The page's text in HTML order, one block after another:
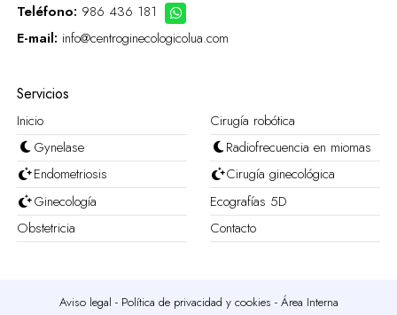
Teléfono: 986 436 181
E-mail: info@centroginecologicolua.com
Servicios
Inicio
Cirugía robótica
Gynelase
Radiofrecuencia en miomas
Endometriosis
Cirugía ginecológica
Ginecología
Ecografías 5D
Obstetricia
Contacto
Aviso legal - Política de privacidad y cookies - Área Interna